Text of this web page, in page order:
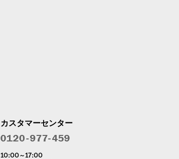
カスタマーセンター
10:00～17:00